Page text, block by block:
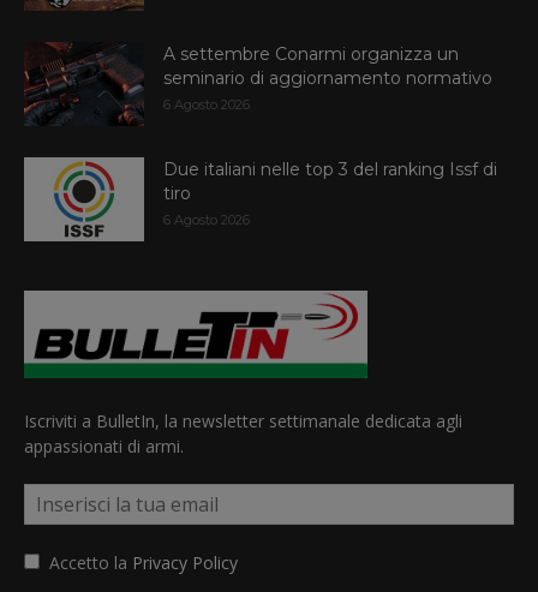
A settembre Conarmi organizza un
seminario di aggiornamento normativo
6 Agosto 2026
Due italiani nelle top 3 del ranking Issf di
tiro
6 Agosto 2026
Iscriviti a BulletIn, la newsletter settimanale dedicata agli
appassionati di armi.
Accetto la Privacy Policy